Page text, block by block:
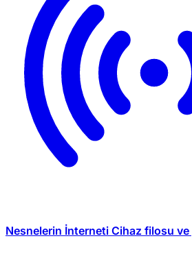
Nesnelerin İnterneti Cihaz filosu